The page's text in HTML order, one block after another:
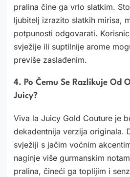
pralina čine ga vrlo slatkim.
ljubitelj izrazito slatkih mirisa,
potpunosti odgovarati.
svježije ili suptilnije arome
previše zaslađenim.
4. Po Čemu Se Razlikuje Od
Juicy?
Viva la Juicy Gold Couture je
dekadentnija verzija originala.
svježiji s jačim voćnim
naginje više gurmanskim
pralina, čineći ga toplijim i